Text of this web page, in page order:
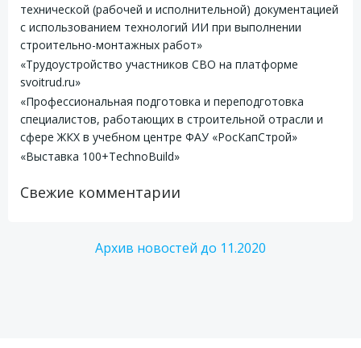
технической (рабочей и исполнительной) документацией
с использованием технологий ИИ при выполнении
строительно-монтажных работ»
«Трудоустройство участников СВО на платформе
svoitrud.ru»
«Профессиональная подготовка и переподготовка
специалистов, работающих в строительной отрасли и
сфере ЖКХ в учебном центре ФАУ «РосКапСтрой»
«Выставка 100+TechnoBuild»
Свежие комментарии
Архив новостей до 11.2020